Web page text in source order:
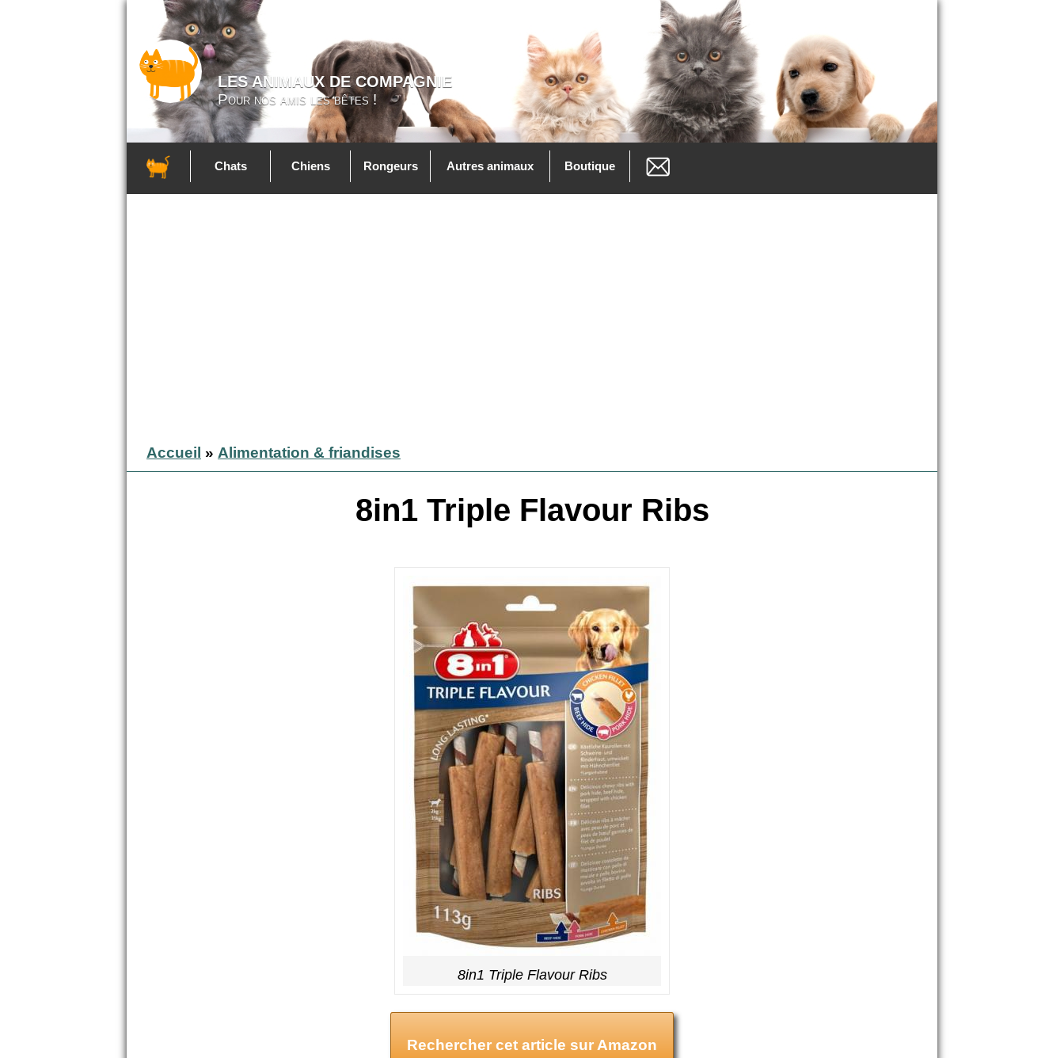
LES ANIMAUX DE COMPAGNIE
Pour nos amis les bêtes !
Chats Chiens Rongeurs Autres animaux Boutique
Accueil » Alimentation & friandises
8in1 Triple Flavour Ribs
8in1 Triple Flavour Ribs
Rechercher cet article sur Amazon